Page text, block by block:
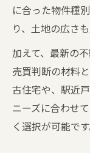
不動
現地
おす
に合った物件種
り、土地の広さ
加えて、最新の
売買判断の材料
古住宅や、駅近
ニーズに合わせ
く選択が可能です